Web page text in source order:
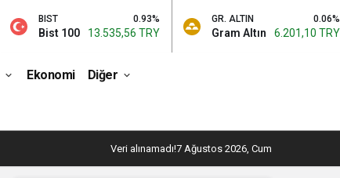
0.93%
13.535,56 TRY
GR. ALTIN 0.06%
Gram Altın 6.201,10 TRY
BTC
Bitcoin
Ekonomi Diğer
Veri alınamadı!7 Ağustos 2026, Cum